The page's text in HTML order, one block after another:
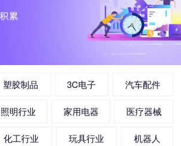
塑胶制品 3C电子 汽车配件
照明行业 家用电器 医疗器械
化工行业 玩具行业 机器人